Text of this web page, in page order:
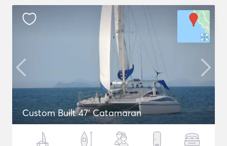
Custom Built 47' Catamaran